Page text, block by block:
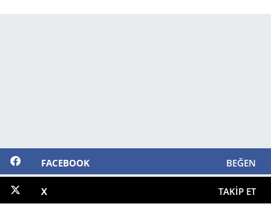
FACEBOOK BEĞEN
X TAKIP ET